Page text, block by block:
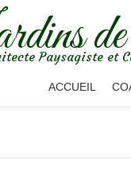
Paysagiste et
ACCUEIL